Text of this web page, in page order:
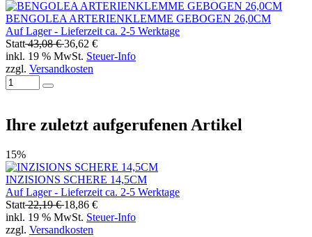
BENGOLEA ARTERIENKLEMME GEBOGEN 26,0CM
Auf Lager - Lieferzeit ca. 2-5 Werktage
Statt43,08 €36,62 €
inkl. 19 % MwSt. Steuer-Info
zzgl. Versandkosten
Ihre zuletzt aufgerufenen Artikel
15%
INZISIONS SCHERE 14,5CM
Auf Lager - Lieferzeit ca. 2-5 Werktage
Statt22,19 €18,86 €
inkl. 19 % MwSt. Steuer-Info
zzgl. Versandkosten